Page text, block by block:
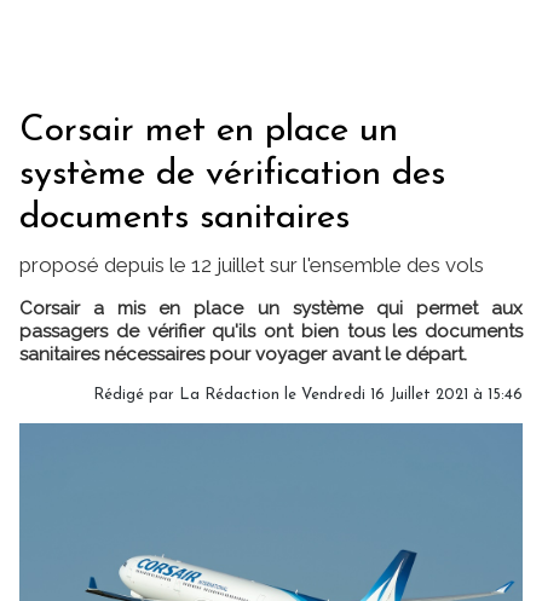
Corsair met en place un
système de vérification des
documents sanitaires
proposé depuis le 12 juillet sur l'ensemble des vols
Corsair a mis en place un système qui permet aux
passagers de vérifier qu'ils ont bien tous les documents
sanitaires nécessaires pour voyager avant le départ.
Rédigé par La Rédaction le Vendredi 16 Juillet 2021 à 15:46